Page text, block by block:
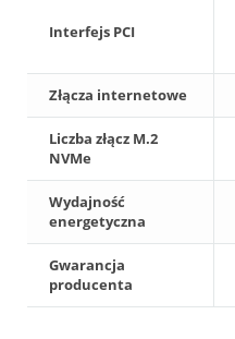
Interfejs PCI
Złącza internetowe
Liczba złącz M.2
NVMe
Wydajność
energetyczna
Gwarancja
producenta